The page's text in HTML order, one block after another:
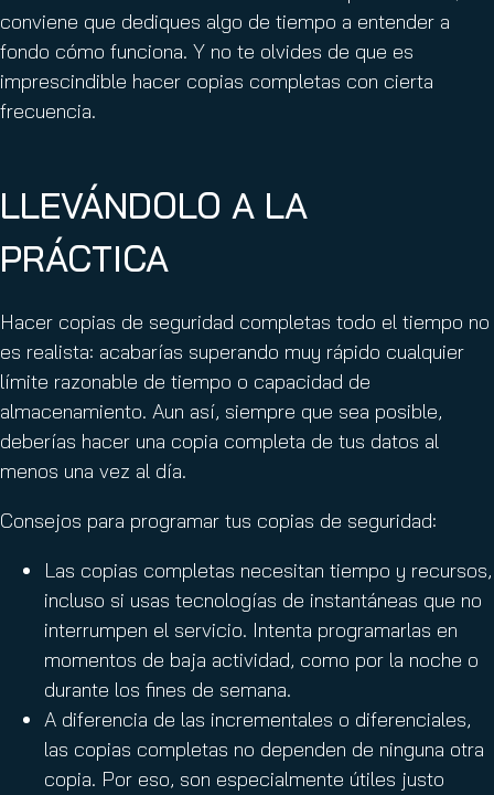
conviene que dediques algo de tiempo a entender a
fondo cómo funciona. Y no te olvides de que es
imprescindible hacer copias completas con cierta
frecuencia.
LLEVÁNDOLO A LA
PRÁCTICA
Hacer copias de seguridad completas todo el tiempo no
es realista: acabarías superando muy rápido cualquier
límite razonable de tiempo o capacidad de
almacenamiento. Aun así, siempre que sea posible,
deberías hacer una copia completa de tus datos al
menos una vez al día.
Consejos para programar tus copias de seguridad:
Las copias completas necesitan tiempo y recursos,
incluso si usas tecnologías de instantáneas que no
interrumpen el servicio. Intenta programarlas en
momentos de baja actividad, como por la noche o
durante los fines de semana.
A diferencia de las incrementales o diferenciales,
las copias completas no dependen de ninguna otra
copia. Por eso, son especialmente útiles justo